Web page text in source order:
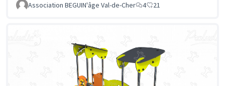
Association BEGUIN'âge Val-de-Cher
4 21